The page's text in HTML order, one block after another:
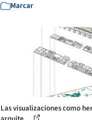
Marcar
Las visualizaciones como